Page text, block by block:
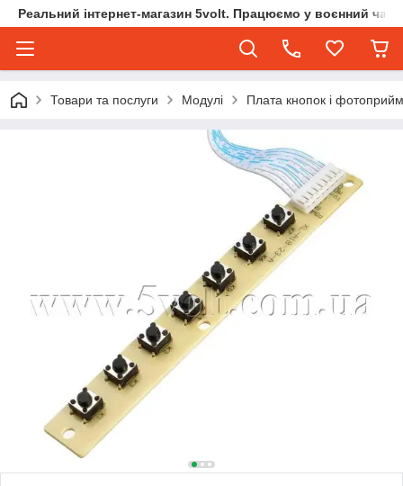
Реальний інтернет-магазин 5volt. Працюємо у воєнний
Товари та послуги Модулі Плата кнопок і